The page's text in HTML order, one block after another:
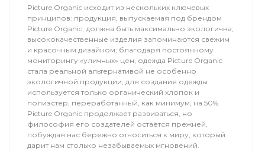
Picture Organic исходит из нескольких ключевых
принципов: продукция, выпускаемая под брендом
Picture Organic, должна быть максимально экологична;
высококачественные изделия запоминаются свежим
и красочным дизайном; благодаря постоянному
мониторингу «уличных» цен, одежда Picture Organic
стала реальной альтернативой не особенно
экологичной продукции; для создания одежды
используется только органический хлопок и
полиэстер, переработанный, как минимум, на 50%.
Picture Organic продолжает развиваться, но
философия его создателей остаётся прежней,
побуждая нас бережно относиться к миру, который
дарит нам столько незабываемых мгновений.